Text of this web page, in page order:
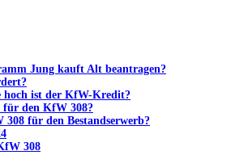
Jung kauft Alt beantragen?
ist der KfW-Kredit?
für den KfW 308?
für den Bestandserwerb?
308